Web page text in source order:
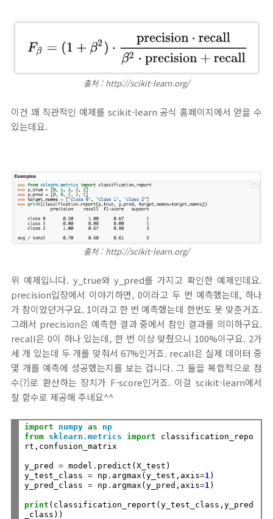
출처 : http://scikit-learn.org/
이건 꽤 직관적인 예제를 scikit-learn 공식 홈페이지에서 얻을 수
있는데요.
출처 : http://scikit-learn.org/
위 예제입니다. y_true와 y_pred를 가지고 확인한 예제인데요.
precision입장에서 이야기하면, 0이라고 두 번 예측했는데, 하나
가 참이었던거구요. 1이라고 한 번 예측했는데 한번도 못 맞춘거죠.
그래서 precision은 예측한 결과 중에서 참인 결과를 의미하구요.
recall은 0이 하나 있는데, 한 번 이상 맞췄으니 100%이구요. 2가
세 개 있는데 두 개를 맞춰서 67%인거죠. recall은 실제 데이터 중
몇 개를 예측에 성공했는지를 보는 겁니다. 그 둘을 복합적으로 점
수(?)로 환산하는 장치가 F-score인거죠. 이걸 scikit-learn에서
잘 함수로 제공해 주네요^^
import numpy as
np
from sklearn.metrics import classification_repo
rt,confusion_matrix
y_pred = model . predict(X_test)
y_test_class = np . argmax(y_test,axis=1)
y_pred_class = np . argmax(y_pred,axis=1)
print (classification_report(y_test_class,y_pred